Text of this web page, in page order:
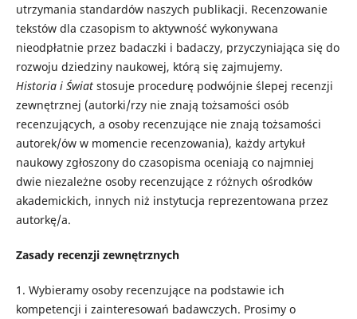
utrzymania standardów naszych publikacji. Recenzowanie
tekstów dla czasopism to aktywność wykonywana
nieodpłatnie przez badaczki i badaczy, przyczyniająca się do
rozwoju dziedziny naukowej, którą się zajmujemy.
Historia i Światstosuje procedurę podwójnie ślepej recenzji
zewnętrznej (autorki/rzy nie znają tożsamości osób
recenzujących, a osoby recenzujące nie znają tożsamości
autorek/ów w momencie recenzowania), każdy artykuł
naukowy zgłoszony do czasopisma oceniają co najmniej
dwie niezależne osoby recenzujące z różnych ośrodków
akademickich, innych niż instytucja reprezentowana przez
autorkę/a.
Zasady recenzji zewnętrznych
1. Wybieramy osoby recenzujące na podstawie ich
kompetencji i zainteresowań badawczych. Prosimy o